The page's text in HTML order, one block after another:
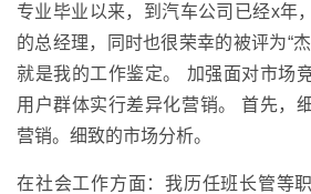
专业毕业以来，到汽车公司已经x年
的总经理，同时也很荣幸的被评为“
就是我的工作鉴定。 加强面对市场
用户群体实行差异化营销。 首先，
营销。细致的市场分析。
在社会工作方面：我历任班长管等